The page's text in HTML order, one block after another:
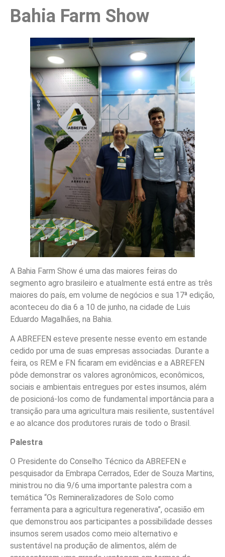
Bahia Farm Show
A Bahia Farm Show é uma das maiores feiras do
segmento agro brasileiro e atualmente está entre as três
maiores do país, em volume de negócios e sua 17ª edição,
aconteceu do dia 6 a 10 de junho, na cidade de Luis
Eduardo Magalhães, na Bahia.
A ABREFEN esteve presente nesse evento em estande
cedido por uma de suas empresas associadas. Durante a
feira, os REM e FN ficaram em evidências e a ABREFEN
pôde demonstrar os valores agronômicos, econômicos,
sociais e ambientais entregues por estes insumos, além
de posicioná-los como de fundamental importância para a
transição para uma agricultura mais resiliente, sustentável
e ao alcance dos produtores rurais de todo o Brasil.
Palestra
O Presidente do Conselho Técnico da ABREFEN e
pesquisador da Embrapa Cerrados, Eder de Souza Martins,
ministrou no dia 9/6 uma importante palestra com a
temática “Os Remineralizadores de Solo como
ferramenta para a agricultura regenerativa”, ocasião em
que demonstrou aos participantes a possibilidade desses
insumos serem usados como meio alternativo e
sustentável na produção de alimentos, além de